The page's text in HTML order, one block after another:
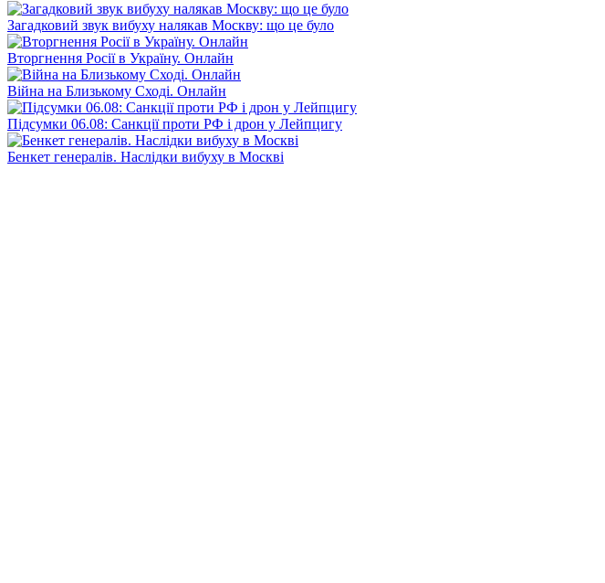
Загадковий звук вибуху налякав Москву: що це було
Вторгнення Росії в Україну. Онлайн
Війна на Близькому Сході. Онлайн
Підсумки 06.08: Санкції проти РФ і дрон у Лейпцигу
Бенкет генералів. Наслідки вибуху в Москві